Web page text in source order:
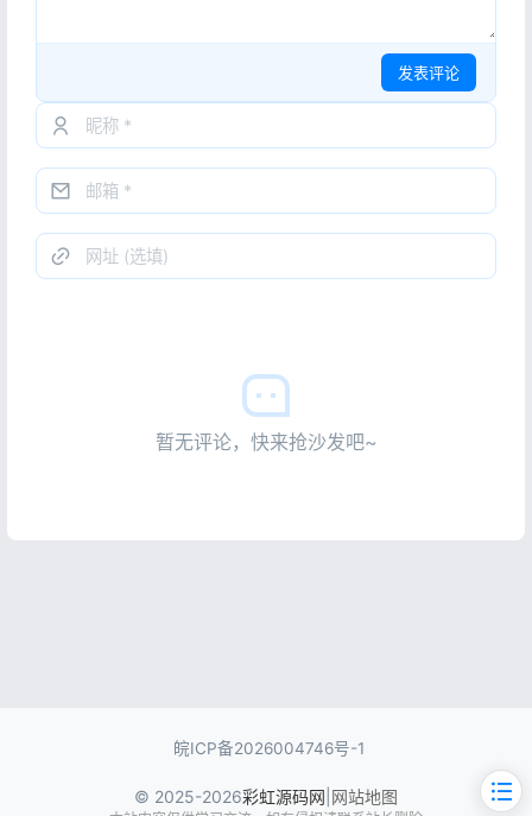
发表评论
暂无评论，快来抢沙发吧~
皖ICP备2026004746号-1
© 2025-2026彩虹源码网 网站地图